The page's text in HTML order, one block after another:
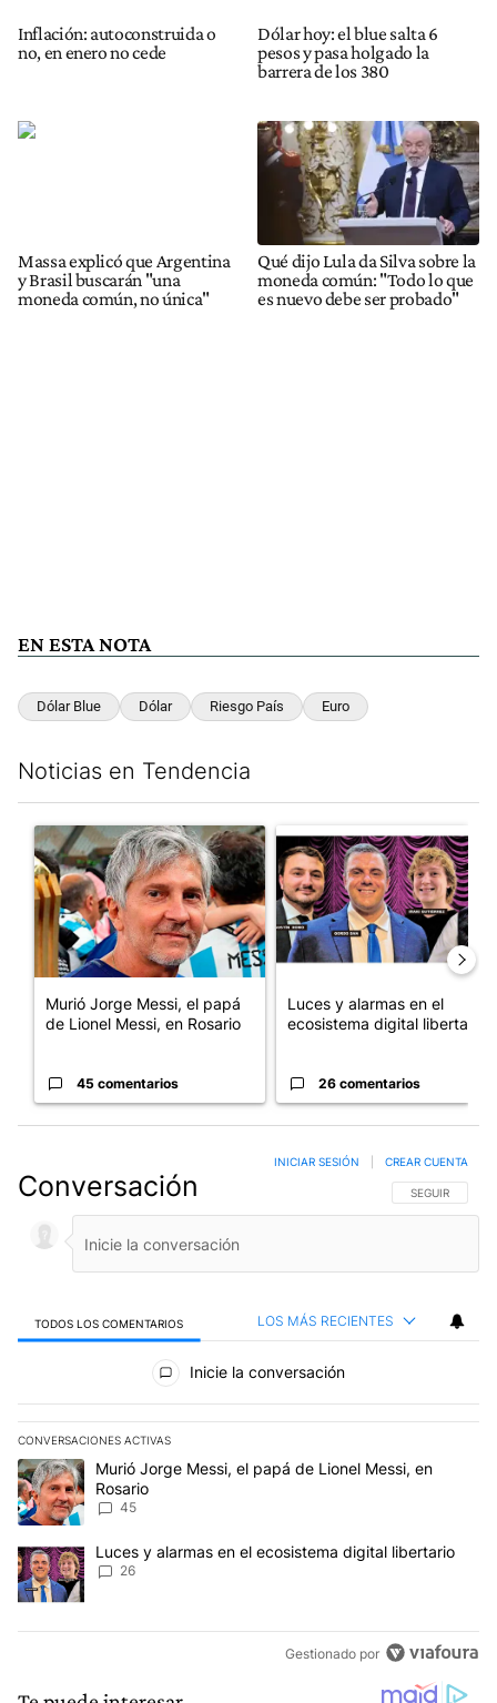
Inflación: autoconstruida o
no, en enero no cede
Dólar hoy: el blue salta 6
pesos y pasa holgado la
barrera de los 380
Massa explicó que Argentina
y Brasil buscarán "una
moneda común, no única"
Qué dijo Lula da Silva sobre la
moneda común: "Todo lo que
es nuevo debe ser probado"
EN ESTA NOTA
Dólar Blue Dólar Riesgo País Euro
Noticias en Tendencia
Un artículo de tendencia con el título "Murió Jorge Messi, el
Murió Jorge Messi, el papá
de Lionel Messi, en Rosario
45 comentarios
Un artículo de tendencia con
Luces y alarmas en el
ecosistema digital libertario
26 comentarios
Conversación SIGA ESTA
SEGUIR
INICIAR SESIÓN CREAR CUENTA
TODOS LOS COMENTARIOS LOS MÁS RECIENTES
Todos los comentarios
Inicie la conversación
CONVERSACIONES ACTIVAS
Este listado muestra los artículos con más comentarios en los
Un artículo de tendencia con el título "Murió Jorge Messi, el
Murió Jorge Messi, el papá de Lionel Messi, en
Rosario
45
Un artículo de tendencia con el título "Luces y alarmas en el
Luces y alarmas en el ecosistema digital libertario
26
Gestionado por